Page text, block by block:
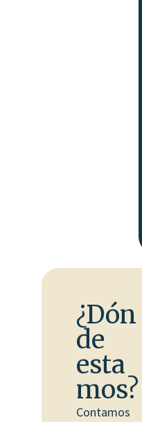
¿Dón
de
esta
mos?
Contamos